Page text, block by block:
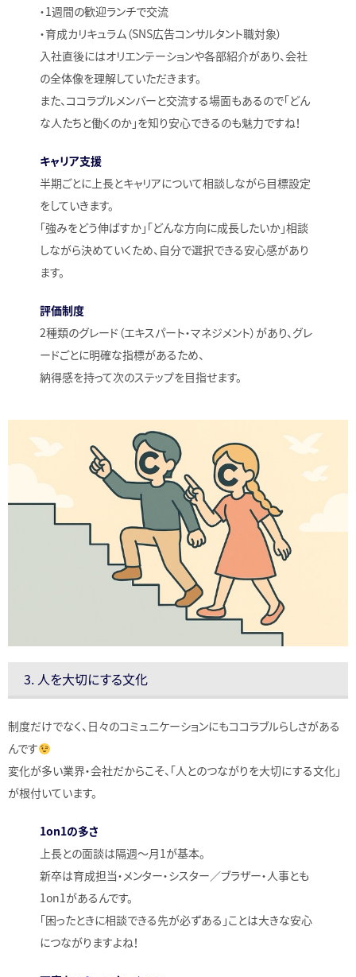
・1週間の歓迎ランチで交流
・育成カリキュラム（SNS広告コンサルタント職対象）
入社直後にはオリエンテーションや各部紹介があり、会社
の全体像を理解していただきます。
また、ココラブルメンバーと交流する場面もあるので「どん
な人たちと働くのか」を知り安心できるのも魅力ですね！
キャリア支援
半期ごとに上長とキャリアについて相談しながら目標設定
をしていきます。
「強みをどう伸ばすか」「どんな方向に成長したいか」相談
しながら決めていくため、自分で選択できる安心感があり
ます。
評価制度
2種類のグレード（エキスパート・マネジメント）があり、グレ
ードごとに明確な指標があるため、
納得感を持って次のステップを目指せます。
3. 人を大切にする文化
制度だけでなく、日々のコミュニケーションにもココラブルらしさがある
んです
変化が多い業界・会社だからこそ、「人とのつながりを大切にする文化」
が根付いています。
1on1の多さ
上長との面談は隔週〜月1が基本。
新卒は育成担当・メンター・シスター／ブラザー・人事とも
1on1があるんです。
「困ったときに相談できる先が必ずある」ことは大きな安心
につながりますよね！